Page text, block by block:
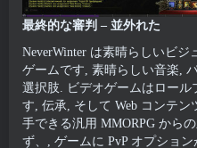
最終的な審判 – 並外れた
NeverWinter は素晴らしいビ
ゲームです, 素晴らしい音楽,
選択肢. ビデオゲームはロール
す, 伝承, そして Web コンテ
手できる汎用 MMORPG から
ず、, ゲームに PvP オプショ